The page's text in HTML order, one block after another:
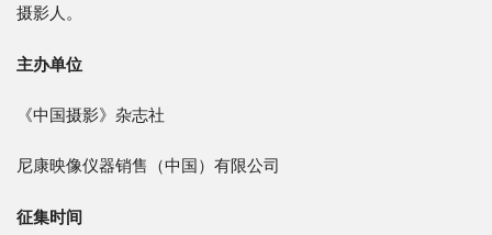
摄影人。
主办单位
《中国摄影》杂志社
尼康映像仪器销售（中国）有限公司
征集时间